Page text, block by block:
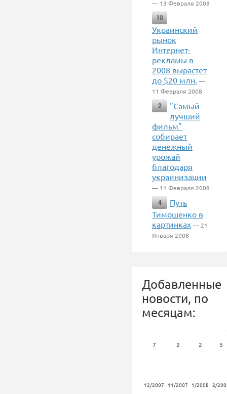
— 13 Февраля 2008
10
Украинский
рынок
Интернет-
рекламы в
2008 вырастет
до $20 млн. —
11 Февраля 2008
2
"Самый
лучший
фильм"
собирает
денежный
урожай
благодаря
украинизации
— 11 Февраля 2008
4
Путь
Тимошенко в
картинках — 21
Января 2008
Добавленные
новости, по
месяцам:
7
12/2007
2
11/2007
2
1/2008
5
2/